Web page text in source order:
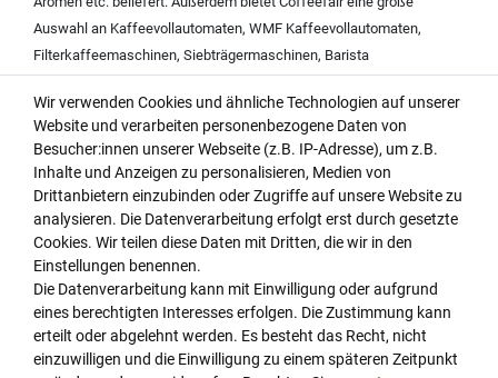
Auswahl an Kaffeevollautomaten, WMF Kaffeevollautomaten,
Filterkaffeemaschinen, Siebträgermaschinen, Barista
Mahlwerk,Rundfiltergeräten,Wasserfiltern,
Kaffeemaschinenreinigern ,Milchschaumreinigern,Entkalkern für
Coffeefair liefert Markenprodukte u.a. von der
Coffeefair
Eigenmarke, Animo,Bahlsen,Bartscher,Bartscher Kaffeemaschine,
Bravilor Bonamat ,Brita Wasserfilter,BWT water + more, Dallmayr
Dallmayr Crema d oro,Dallmayr Classic
Kakao,Dallmayr Tee,Dallmayr Home Barista,Darboven,DaVinci
Gourmet Sirup,Eduscho,Eilles Tee ,Franke ,Gaggia,Gorilla Kaffee,
Jacobs Jura Kaffeevollautomat
Wir verwenden Cookies und ähnliche Technologien auf unserer
Website und verarbeiten personenbezogene Daten von
Besucher:innen unserer Webseite (z.B. IP-Adresse), um z.B.
Inhalte und Anzeigen zu personalisieren, Medien von
Drittanbietern einzubinden oder Zugriffe auf unsere Website zu
analysieren. Die Datenverarbeitung erfolgt erst durch gesetzte
Cookies. Wir teilen diese Daten mit Dritten, die wir in den
Einstellungen benennen.
Die Datenverarbeitung kann mit Einwilligung oder aufgrund
eines berechtigten Interesses erfolgen. Die Zustimmung kann
erteilt oder abgelehnt werden. Es besteht das Recht, nicht
einzuwilligen und die Einwilligung zu einem späteren Zeitpunkt